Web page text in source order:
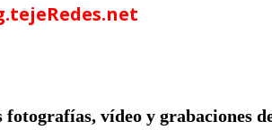
fotografías, vídeo y grabaciones